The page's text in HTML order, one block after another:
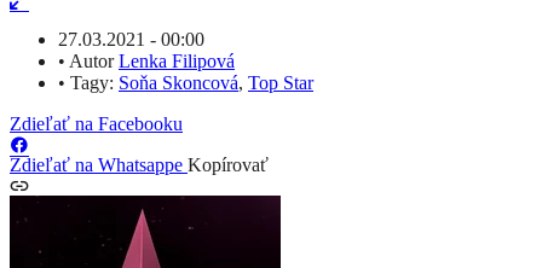
27.03.2021 - 00:00
• AutorLenka Filipová
• Tagy: Soňa Skoncová, Top Star
Zdieľať na Facebooku
Zdieľať na Whatsappe Kopírovať